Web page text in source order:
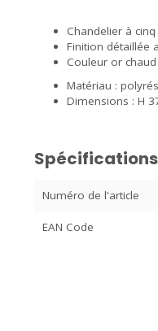
Chandelier à
Finition détaillée
Couleur or
Matériau :
Dimensions : H
Spécifications
Numéro de l'article
EAN Code